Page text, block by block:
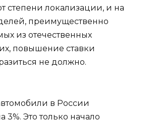
степени локализации, и на
преимущественно
из отечественных
повышение ставки
не должно.